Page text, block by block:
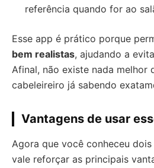
referência quando for ao
Esse app é prático porque
bem realistas, ajudando a
Afinal, não existe nada melhor
cabeleireiro já sabendo
Vantagens de usar
Agora que você conheceu
vale reforçar as principais